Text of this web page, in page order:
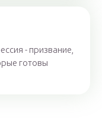
- призвание,
готовы